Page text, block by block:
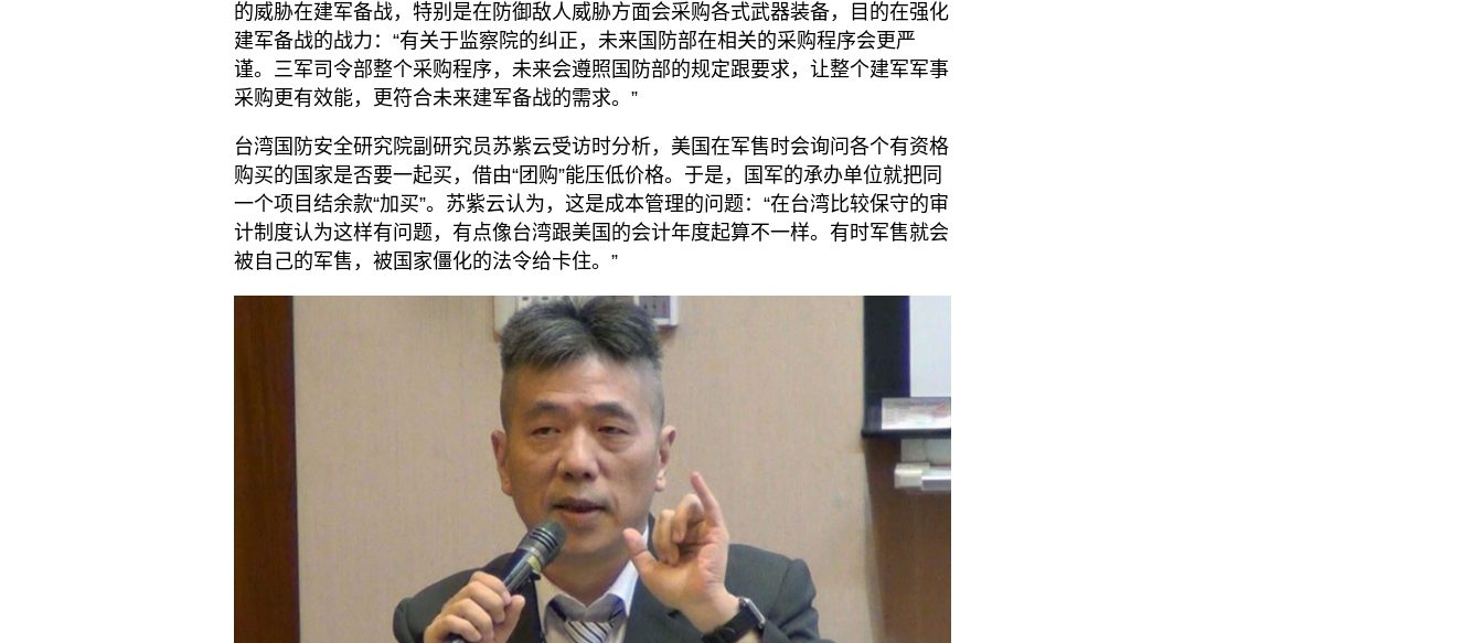
的威胁在建军备战，特别是在防御敌人威胁方面会采购各式武器装备，目的在强化
建军备战的战力：“有关于监察院的纠正，未来国防部在相关的采购程序会更严
谨。三军司令部整个采购程序，未来会遵照国防部的规定跟要求，让整个建军军事
采购更有效能，更符合未来建军备战的需求。”
台湾国防安全研究院副研究员苏紫云受访时分析，美国在军售时会询问各个有资格
购买的国家是否要一起买，借由“团购”能压低价格。于是，国军的承办单位就把同
一个项目结余款“加买”。苏紫云认为，这是成本管理的问题：“在台湾比较保守的审
计制度认为这样有问题，有点像台湾跟美国的会计年度起算不一样。有时军售就会
被自己的军售，被国家僵化的法令给卡住。”